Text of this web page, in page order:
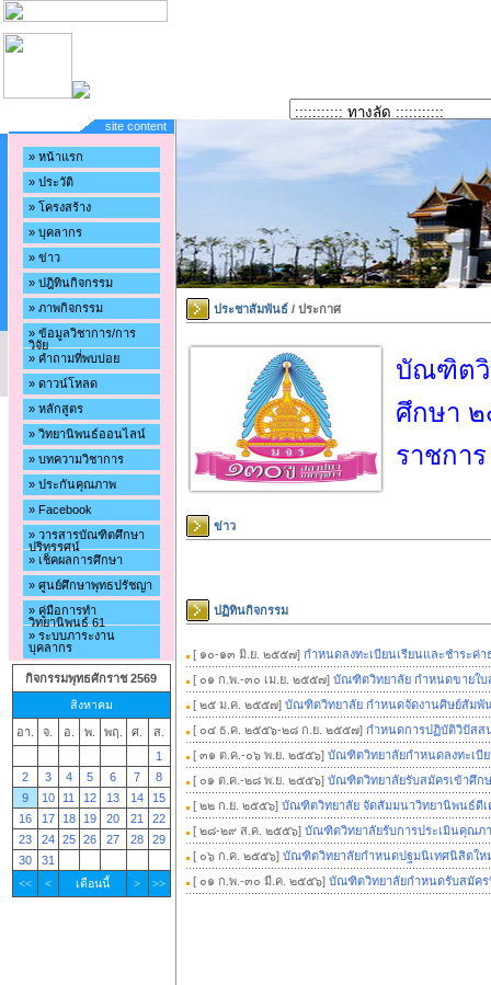
site content
» หน้าแรก
» ประวัติ
» โครงสร้าง
» บุคลากร
» ข่าว
» ปฎิทินกิจกรรม
» ภาพกิจกรรม
» ข้อมูลวิชาการ/การ
วิจัย
» คำถามที่พบบ่อย
» ดาวน์โหลด
» หลักสูตร
» วิทยานิพนธ์ออนไลน์
» บทความวิชาการ
» ประกันคุณภาพ
» Facebook
» วารสารบัณฑิตศึกษา
ปริทรรศน์
» เช็คผลการศึกษา
» ศูนย์ศึกษาพุทธปรัชญา
» คู่มือการทำ
วิทยานิพนธ์ 61
» ระบบภาระงาน
บุคลากร
กิจกรรมพุทธศักราช 2569
สิงหาคม
อา. จ. อ. พ. พฤ. ศ.
ส.
1
2
3 4 5 6 7
8
9
10 11 12 13 14
15
16
17 18 19 20 21
22
23
24 25 26 27 28
29
30
31
<< < เดือนนี้ > >>
ประชาสัมพันธ์ / ประกาศ
บัณฑิตวิ
ศึกษา
ราชกา
ข่าว
ปฏิทินกิจกรรม
[ ๑๐-๑๓ มิ.ย. ๒๕๕๗] กำหนดลงทะเบียนเรียนและชำระ
[ ๐๑ ก.พ.-๓๐ เม.ย. ๒๕๕๗] บัณฑิตวิทยาลัย กำหนดขายใ
[ ๒๕ ม.ค. ๒๕๕๗] บัณฑิตวิทยาลัย กำหนดจัดงานศิษย์สัมพั
[ ๐๔ ธ.ค. ๒๕๕๖-๒๘ ก.ย. ๒๕๕๗] กำหนดการปฏิบัติวิปัส
[ ๓๑ ต.ค.-๐๖ พ.ย. ๒๕๕๖] บัณฑิตวิทยาลัยกำหนดลงทะเบี
[ ๐๑ ต.ค.-๒๘ พ.ย. ๒๕๕๖] บัณฑิตวิทยาลัยรับสมัครเข้าศึก
[ ๒๒ ก.ย. ๒๕๕๖] บัณฑิตวิทยาลัย จัดสัมมนาวิทยานิพนธ์ดี
[ ๒๘-๒๙ ส.ค. ๒๕๕๖] บัณฑิตวิทยาลัยรับการประเมินคุณภ
[ ๐๖ ก.ค. ๒๕๕๖] บัณฑิตวิทยาลัยกำหนดปฐมนิเทศนิสิตให
[ ๐๑ ก.พ.-๓๐ มี.ค. ๒๕๕๖] บัณฑิตวิทยาลัยกำหนดรับสมัค